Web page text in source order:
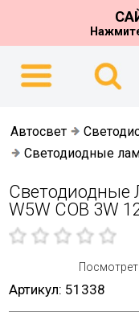
Автосвет
Светодиодные
Светодиодные
W5W COB 3W
Артикул: 51338